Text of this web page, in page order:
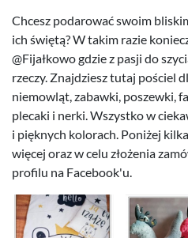
Chcesz podarować swoim
ich świętą? W takim razie
@Fijałkowo gdzie z pasji do
rzeczy. Znajdziesz tutaj pościel
niemowląt, zabawki, poszewki,
plecaki i nerki. Wszystko w
i pięknych kolorach. Poniżej
więcej oraz w celu złożenia
profilu na Facebook'u.